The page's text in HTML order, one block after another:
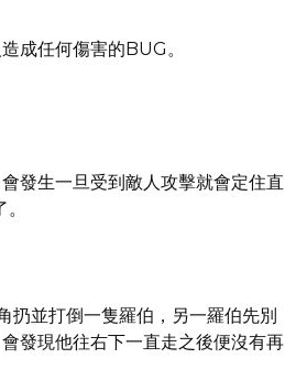
成任何傷害的BUG。
發生一旦受到敵人攻擊就會定住直
並打倒一隻羅伯，另一羅伯先別
發現他往右下一直走之後便沒有再